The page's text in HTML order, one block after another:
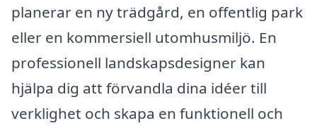
planerar en ny trädgård, en offentlig park
eller en kommersiell utomhusmiljö. En
professionell landskapsdesigner kan
hjälpa dig att förvandla dina idéer till
verklighet och skapa en funktionell och